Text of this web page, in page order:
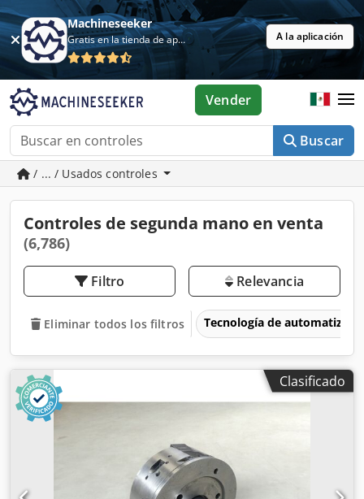
Machineseeker
Gratis en la tienda de aplicaciones A la aplicación
Buscar
Vender
/ ... / Usados controles
Controles de segunda mano en venta
(6,786)
Filtro Relevancia
Eliminar todos los filtros Tecnología de
Clasificado